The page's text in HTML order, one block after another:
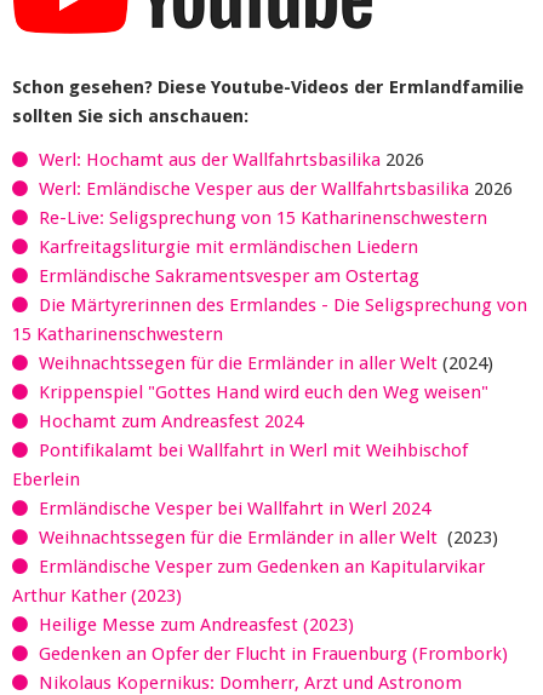
Schon gesehen? Diese Youtube-Videos der Ermlandfamilie
sollten Sie sich anschauen:
Werl: Hochamt aus der Wallfahrtsbasilika 2026
Werl: Emländische Vesper aus der Wallfahrtsbasilika 2026
Re-Live: Seligsprechung von 15 Katharinenschwestern
Karfreitagsliturgie mit ermländischen Liedern
Ermländische Sakramentsvesper am Ostertag
Die Märtyrerinnen des Ermlandes - Die Seligsprechung von
15 Katharinenschwestern
Weihnachtssegen für die Ermländer in aller Welt (2024)
Krippenspiel "Gottes Hand wird euch den Weg weisen"
Hochamt zum Andreasfest 2024
Pontifikalamt bei Wallfahrt in Werl mit Weihbischof
Eberlein
Ermländische Vesper bei Wallfahrt in Werl 2024
Weihnachtssegen für die Ermländer in aller Welt (2023)
Ermländische Vesper zum Gedenken an Kapitularvikar
Arthur Kather (2023)
Heilige Messe zum Andreasfest (2023)
Gedenken an Opfer der Flucht in Frauenburg (Frombork)
Nikolaus Kopernikus: Domherr, Arzt und Astronom